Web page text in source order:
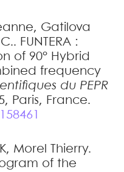
, Gatilova
. FUNTERA :
of 90° Hybrid
frequency
du PEPR
Paris, France.
K, Morel Thierry.
of the